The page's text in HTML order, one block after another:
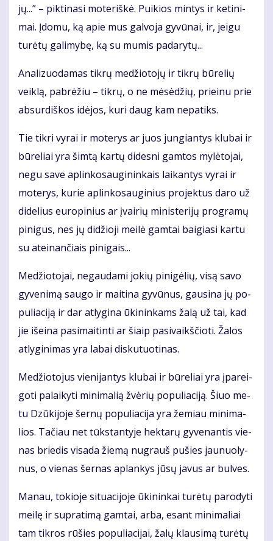
jų...” – pik­ti­na­si mo­te­riš­kė. Pui­kios min­tys ir ke­ti­ni­
mai. Įdo­mu, ką apie mus gal­vo­ja gy­vū­nai, ir, jei­gu
tu­rė­tų ga­li­my­bę, ką su mu­mis pa­da­ry­tų...
Ana­li­zuo­da­mas tik­rų me­džio­to­jų ir tik­rų bū­re­lių
veik­lą, pa­brė­žiu – tik­rų, o ne mė­sė­džių, pri­ei­nu prie
ab­sur­diš­kos idė­jos, ku­ri daug kam ne­pa­tiks.
Tie tik­ri vy­rai ir mo­te­rys ar juos jun­gian­tys klu­bai ir
bū­re­liai yra šim­tą kar­tų di­des­ni gam­tos my­lė­to­jai,
ne­gu sa­ve ap­lin­ko­sau­gi­nin­kais lai­kan­tys vy­rai ir
mo­te­rys, ku­rie ap­lin­ko­sau­gi­nius pro­jek­tus da­ro už
di­de­lius eu­ro­pi­nius ar įvai­rių mi­nis­te­ri­jų pro­gra­mų
pi­ni­gus, nes jų di­džio­ji mei­lė gam­tai bai­gia­si kar­tu
su at­ei­nan­čiais pi­ni­gais...
Me­džio­to­jai, ne­gau­da­mi jo­kių pi­ni­gė­lių, vi­są sa­vo
gy­ve­ni­mą sau­go ir mai­ti­na gy­vū­nus, gau­si­na jų po­
pu­lia­ci­ją ir dar at­ly­gi­na ūki­nin­kams ža­lą už tai, kad
jie iš­ei­na pa­si­mai­tin­ti ar šiaip pa­si­vaikš­čio­ti. Ža­los
at­ly­gi­ni­mas yra la­bai dis­ku­tuo­ti­nas.
Me­džio­to­jus vie­ni­jan­tys klu­bai ir bū­re­liai yra įpa­rei­
go­ti pa­lai­ky­ti mi­ni­ma­lią žvė­rių po­pu­lia­ci­ją. Šiuo me­
tu Dzū­ki­jo­je šer­nų po­pu­lia­ci­ja yra že­miau mi­ni­ma­
lios. Ta­čiau net tūks­tan­ty­je hek­ta­rų gy­ve­nan­tis vie­
nas brie­dis vi­sa­da žie­mą nu­grauš pu­šies jau­nuo­ly­
nus, o vie­nas šer­nas ap­lan­kys jū­sų ja­vus ar bul­ves.
Ma­nau, to­kio­je si­tu­a­ci­jo­je ūki­nin­kai tu­rė­tų pa­ro­dy­ti
mei­lę ir su­pra­ti­mą gam­tai, ar­ba, esant mi­ni­ma­liai
tam tik­ros rū­šies po­pu­lia­ci­jai, ža­lų klau­si­mą tu­rė­tų